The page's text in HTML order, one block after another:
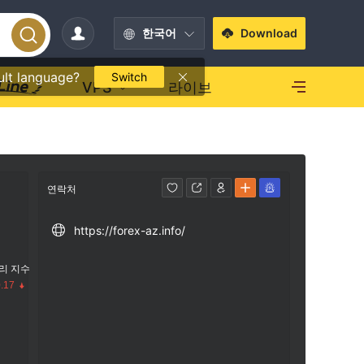
한국어
language? Switch
Download
VPS 라이브
지수
연락처
https://forex-az.info/